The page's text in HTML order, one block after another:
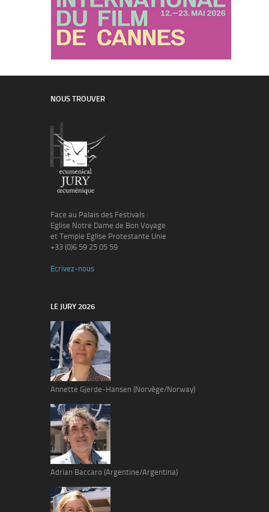
NOUS TROUVER
Face au Palais des Festivals :
Eglise Notre Dame de Bon Voyage
et Temple Eglise Protestante Unie
+33 (0)6 59 25 05 59
Ecrivez-nous
LE JURY 2026
Annette Gjerde-Hansen (Norvège/Norway)
Adrian Baccaro (Argentine/Argentina)